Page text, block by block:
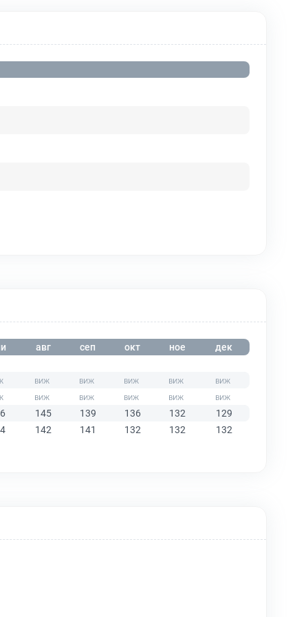
авг сеп окт ное дек
145 139 136 132
129
142 141 132 132 132